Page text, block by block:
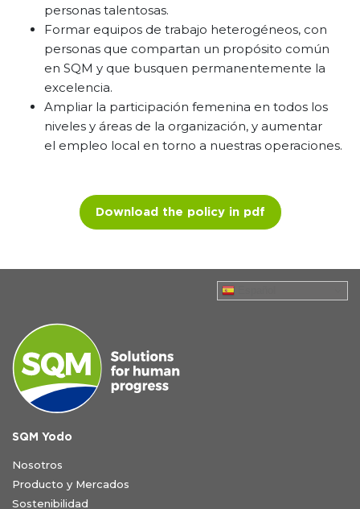
personas talentosas.
Formar equipos de trabajo heterogéneos, con
personas que compartan un propósito común
en SQM y que busquen permanentemente la
excelencia.
Ampliar la participación femenina en todos los
niveles y áreas de la organización, y aumentar
el empleo local en torno a nuestras operaciones.
Download the policy in pdf
SQM Yodo
Nosotros
Producto y Mercados
Sostenibilidad